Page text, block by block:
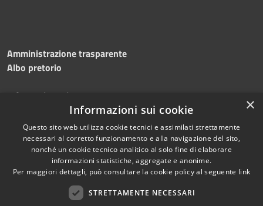
Amministrazione trasparente
Albo pretorio
Informativa privacy
Dichiarazione di accessibilità
Copyright © 2026 • Comune di
Silvi • Powered by
×
Informazioni sui cookie
Questo sito web utilizza cookie tecnici e assimilati strettamente
necessari al corretto funzionamento e alla navigazione del sito,
nonché un cookie tecnico analitico al solo fine di elaborare
informazioni statistiche, aggregate e anonime.
Per maggiori dettagli, può consultare la cookie policy al seguente link
STRETTAMENTE NECESSARI